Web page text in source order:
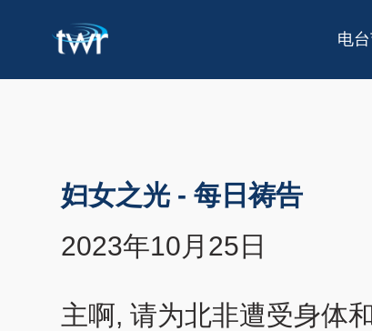
电
妇女之光 - 每日祷告
2023年10月25日
主啊, 请为北非遭受身体